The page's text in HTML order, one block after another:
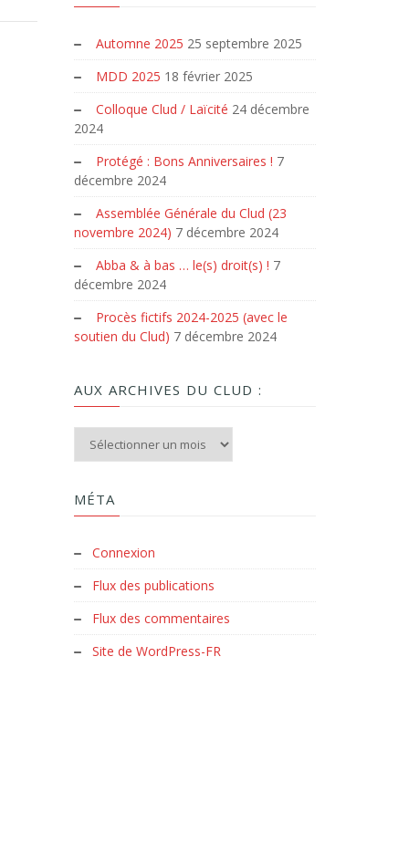
Automne 2025 25 septembre 2025
MDD 2025 18 février 2025
Colloque Clud / Laïcité 24 décembre
2024
Protégé : Bons Anniversaires ! 7
décembre 2024
Assemblée Générale du Clud (23
novembre 2024) 7 décembre 2024
Abba & à bas … le(s) droit(s) ! 7
décembre 2024
Procès fictifs 2024-2025 (avec le
soutien du Clud) 7 décembre 2024
AUX ARCHIVES DU CLUD :
Aux archives du Clud :
MÉTA
Connexion
Flux des publications
Flux des commentaires
Site de WordPress-FR